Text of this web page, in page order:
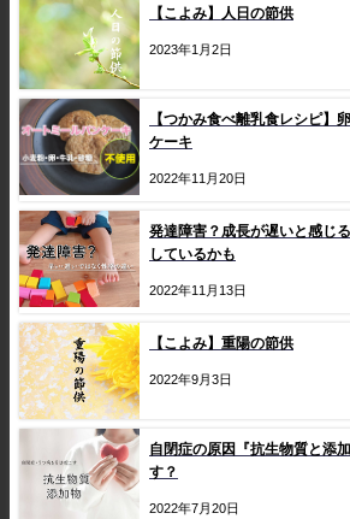
【こよみ】人日の節供
2023年1月2日
【つかみ食べ離乳食レシピ】
ケーキ
2022年11月20日
発達障害？成長が遅いと感じ
しているかも
2022年11月13日
【こよみ】重陽の節供
2022年9月3日
自閉症の原因『抗生物質と添
す？
2022年7月20日